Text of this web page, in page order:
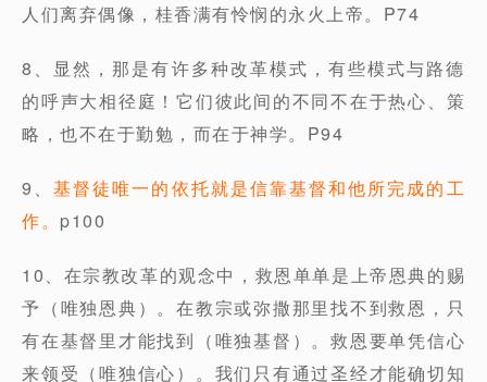
人们离弃偶像，桂香满有怜悯的永火上帝。P74
8、显然，那是有许多种改革模式，有些模式与路德
的呼声大相径庭！它们彼此间的不同不在于热心、策
略，也不在于勤勉，而在于神学。P94
9、基督徒唯一的依托就是信靠基督和他所完成的工
作。 p100
10、在宗教改革的观念中，救恩单单是上帝恩典的赐
予（唯独恩典）。在教宗或弥撒那里找不到救恩，只
有在基督里才能找到（唯独基督）。救恩要单凭信心
来领受（唯独信心）。我们只有通过圣经才能确切知